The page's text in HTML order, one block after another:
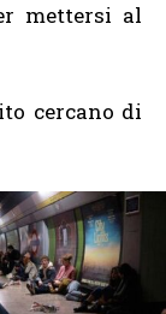
mettersi al
cercano di